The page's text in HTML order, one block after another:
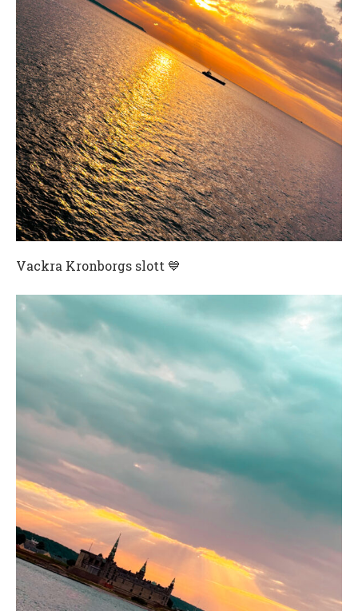
Vackra Kronborgs slott 💙